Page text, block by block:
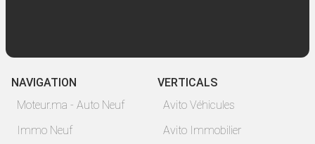
NAVIGATION
Moteur.ma - Auto Neuf
Immo Neuf
VERTICALS
Avito Véhicules
Avito Immobilier